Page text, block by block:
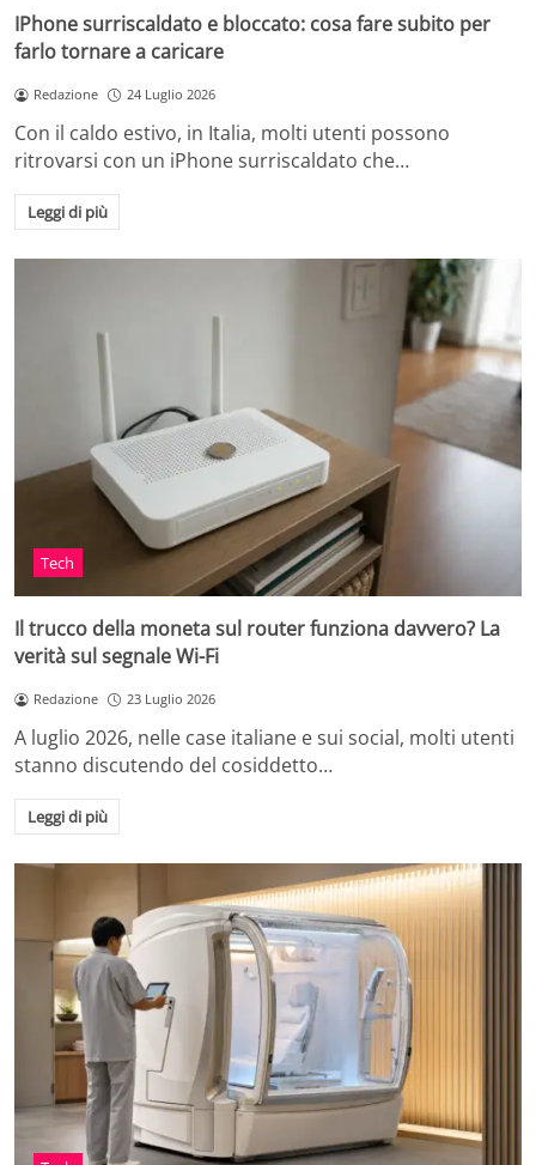
IPhone surriscaldato e bloccato: cosa fare subito per
farlo tornare a caricare
Redazione 24 Luglio 2026
Con il caldo estivo, in Italia, molti utenti possono
ritrovarsi con un iPhone surriscaldato che…
Leggi di più
Tech
Il trucco della moneta sul router funziona davvero? La
verità sul segnale Wi-Fi
Redazione 23 Luglio 2026
A luglio 2026, nelle case italiane e sui social, molti utenti
stanno discutendo del cosiddetto…
Leggi di più